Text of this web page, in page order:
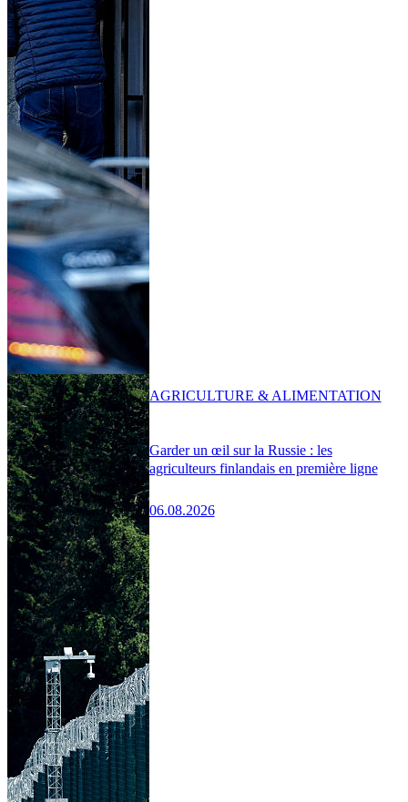
Garder un œil sur la Russie : les
agriculteurs finlandais en première ligne
06.08.2026
AGRICULTURE & ALIMENTATION